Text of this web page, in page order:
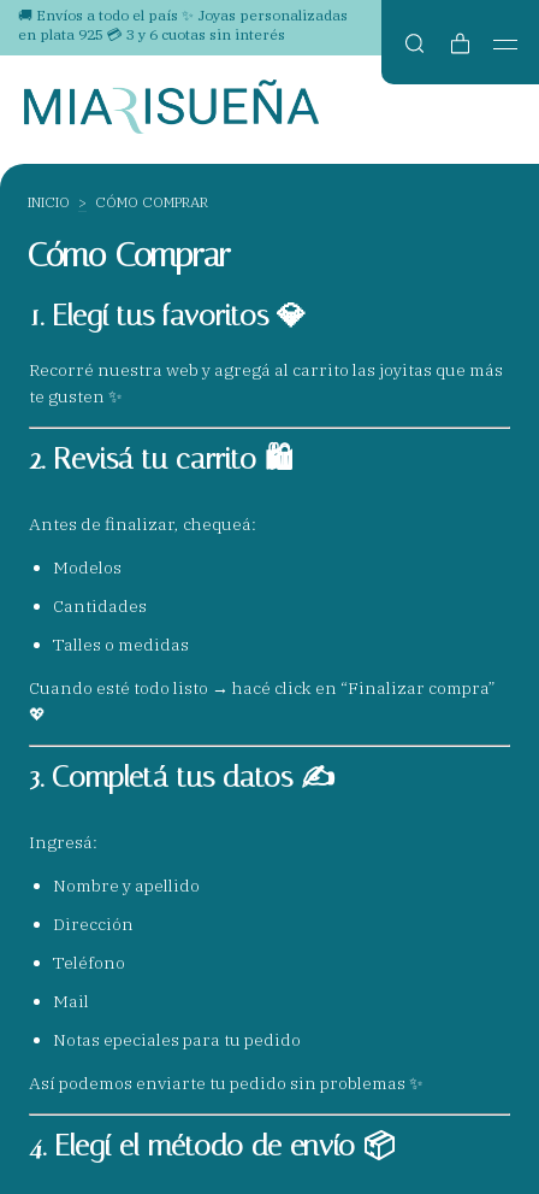
🚚 Envíos a todo el país ✨ Joyas personalizadas
en plata 925 💳 3 y 6 cuotas sin interés
INICIO > CÓMO COMPRAR
Cómo Comprar
1. Elegí tus favoritos 💎
Recorré nuestra web y agregá al carrito las joyitas que más
te gusten ✨
2. Revisá tu carrito 🛍️
Antes de finalizar, chequeá:
Modelos
Cantidades
Talles o medidas
Cuando esté todo listo → hacé click en “Finalizar compra”
💖
3. Completá tus datos ✍️
Ingresá:
Nombre y apellido
Dirección
Teléfono
Mail
Notas epeciales para tu pedido
Así podemos enviarte tu pedido sin problemas ✨
4. Elegí el método de envío 📦